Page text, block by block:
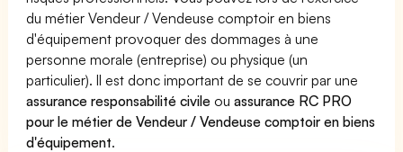
du métier Vendeur / Vendeuse comptoir en biens
d'équipement provoquer des dommages à une
personne morale (entreprise) ou physique (un
particulier). Il est donc important de se couvrir par une
assurance responsabilité civile ouassurance RC PRO
pour le métier de Vendeur / Vendeuse comptoir en biens
d'équipement.